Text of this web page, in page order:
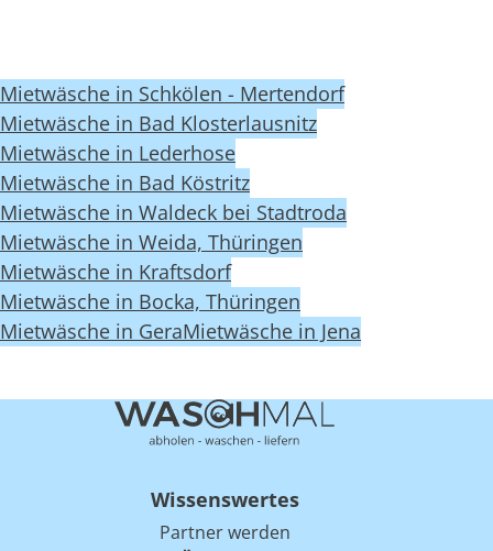
Mietwäsche in Schkölen - Mertendorf
Mietwäsche in Bad Klosterlausnitz
Mietwäsche in Lederhose
Mietwäsche in Bad Köstritz
Mietwäsche in Waldeck bei Stadtroda
Mietwäsche in Weida, Thüringen
Mietwäsche in Kraftsdorf
Mietwäsche in Bocka, Thüringen
Mietwäsche in GeraMietwäsche in Jena
Wissenswertes
Partner werden